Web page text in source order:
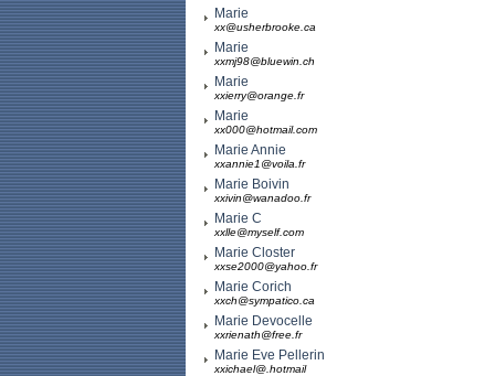
Marie
xx@usherbrooke.ca
Marie
xxmj98@bluewin.ch
Marie
xxierry@orange.fr
Marie
xx000@hotmail.com
Marie Annie
xxannie1@voila.fr
Marie Boivin
xxivin@wanadoo.fr
Marie C
xxlle@myself.com
Marie Closter
xxse2000@yahoo.fr
Marie Corich
xxch@sympatico.ca
Marie Devocelle
xxrienath@free.fr
Marie Eve Pellerin
xxichael@.hotmail